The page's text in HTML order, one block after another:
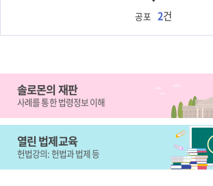
공포 2건
솔로몬의 재판
사례를 통한 법령정보 이해
열린 법제교육
헌법강의: 헌법과 법제 등